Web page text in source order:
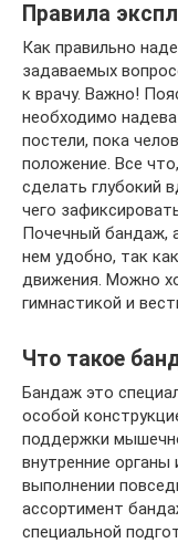
Правила
Как правильно
задаваемых
к врачу. Важно!
необходимо
постели, пока
положение. Все
сделать глубокий
чего
Почечный бандаж,
нем удобно, так
движения. Можно
гимнастикой и
Что такое
Бандаж это
особой
поддержки
внутренние органы
выполнении
ассортимент
специальной